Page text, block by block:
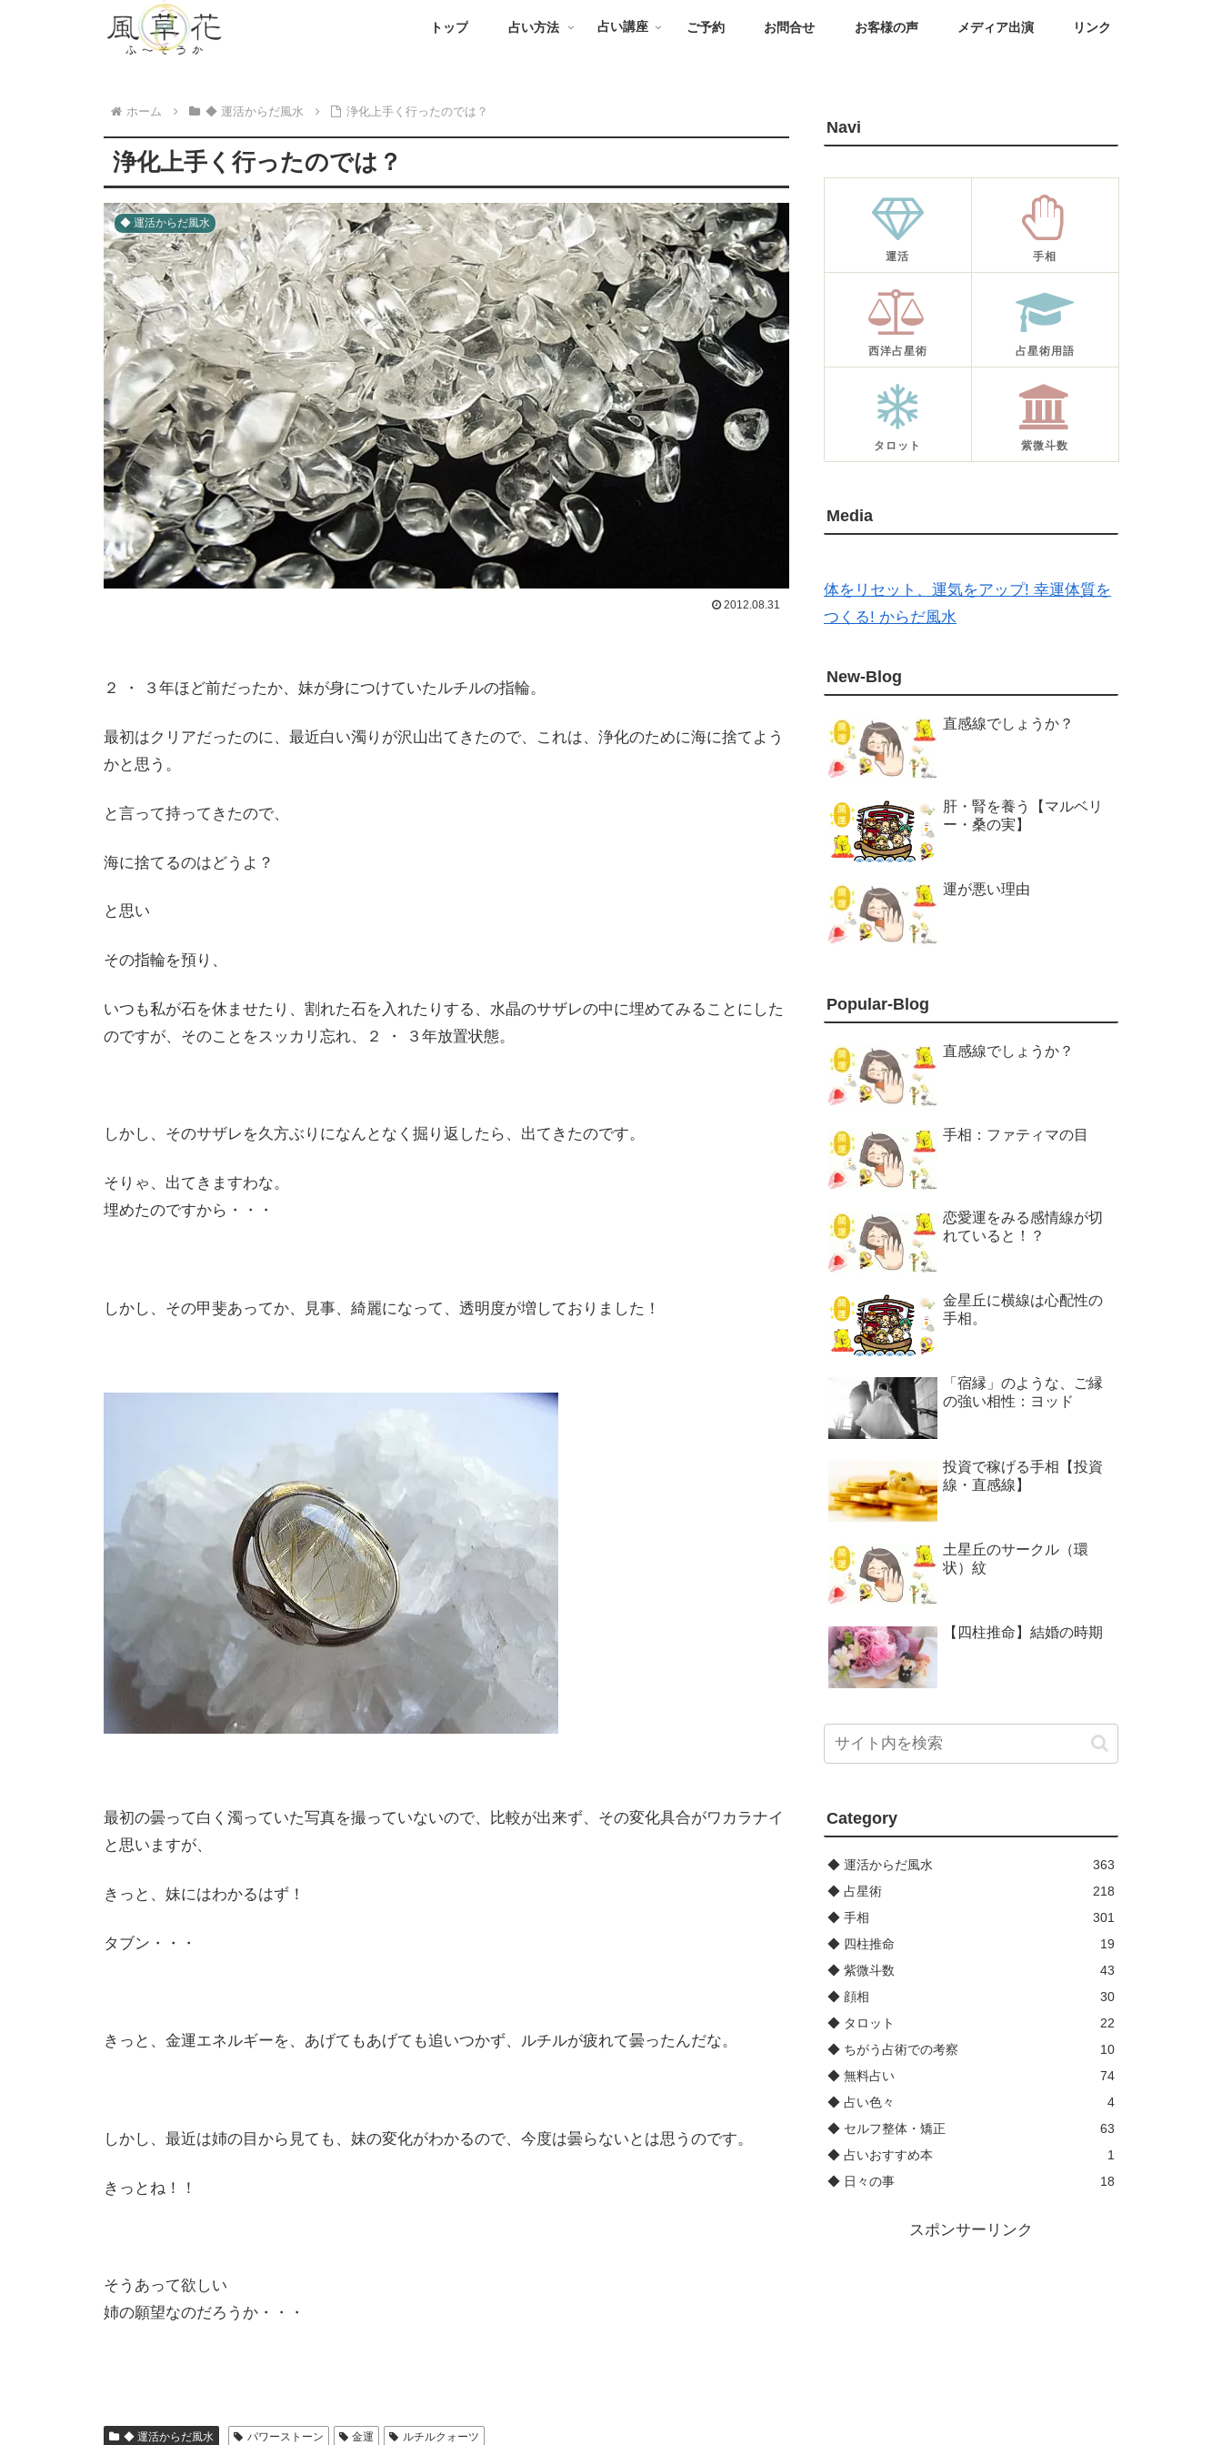
トップ 占い方法 占い講座 ご予約 お問合せ お客様の声 メディア出演 リンク
ホーム ◆ 運活からだ風水 浄化上手く行ったのでは？
浄化上手く行ったのでは？
◆ 運活からだ風水
2012.08.31
２ ・ ３年ほど前だったか、妹が身につけていたルチルの指輪。
最初はクリアだったのに、最近白い濁りが沢山出てきたので、これは、浄化のために海に捨てよう
かと思う。
と言って持ってきたので、
海に捨てるのはどうよ？
と思い
その指輪を預り、
いつも私が石を休ませたり、割れた石を入れたりする、水晶のサザレの中に埋めてみることにした
のですが、そのことをスッカリ忘れ、２ ・ ３年放置状態。
しかし、そのサザレを久方ぶりになんとなく掘り返したら、出てきたのです。
そりゃ、出てきますわな。
埋めたのですから・・・
しかし、その甲斐あってか、見事、綺麗になって、透明度が増しておりました！
最初の曇って白く濁っていた写真を撮っていないので、比較が出来ず、その変化具合がワカラナイ
と思いますが、
きっと、妹にはわかるはず！
タブン・・・
きっと、金運エネルギーを、あげてもあげても追いつかず、ルチルが疲れて曇ったんだな。
しかし、最近は姉の目から見ても、妹の変化がわかるので、今度は曇らないとは思うのです。
きっとね！！
そうあって欲しい
姉の願望なのだろうか・・・
◆ 運活からだ風水 パワーストーン 金運 ルチルクォーツ
Navi
運活 手相
西洋占星術 占星術用語
タロット 紫微斗数
Media
体をリセット、運気をアップ! 幸運体質を
つくる! からだ風水
New-Blog
直感線でしょうか？
肝・腎を養う【マルベリ
ー・桑の実】
運が悪い理由
Popular-Blog
直感線でしょうか？
手相：ファティマの目
恋愛運をみる感情線が切
れていると！？
金星丘に横線は心配性の
手相。
「宿縁」のような、ご縁
の強い相性：ヨッド
投資で稼げる手相【投資
線・直感線】
土星丘のサークル（環
状）紋
【四柱推命】結婚の時期
Category
◆ 運活からだ風水
363
◆ 占星術
218
◆ 手相
301
◆ 四柱推命
19
◆ 紫微斗数
43
◆ 顔相
30
◆ タロット
22
◆ ちがう占術での考察
10
◆ 無料占い
74
◆ 占い色々
4
◆ セルフ整体・矯正
63
◆ 占いおすすめ本
1
◆ 日々の事
18
スポンサーリンク